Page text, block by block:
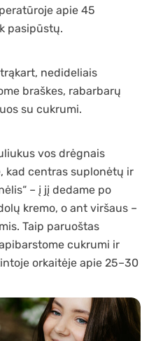
apie 45
pasipūstų.
nedideliais
braškes, rabarbarų
su cukrumi.
vos drėgnais
kad centras suplonėtų ir
– į jį dedame po
kremo, o ant viršaus –
Taip paruoštas
cukrumi ir
orkaitėje apie 25–30